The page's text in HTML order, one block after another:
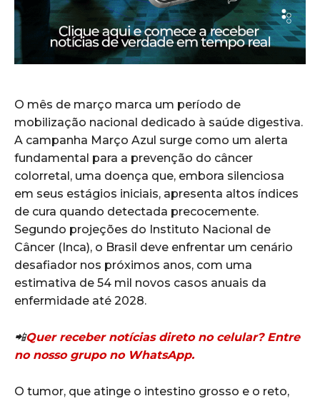
O mês de março marca um período de
mobilização nacional dedicado à saúde digestiva.
A campanha Março Azul surge como um alerta
fundamental para a prevenção do câncer
colorretal, uma doença que, embora silenciosa
em seus estágios iniciais, apresenta altos índices
de cura quando detectada precocemente.
Segundo projeções do Instituto Nacional de
Câncer (Inca), o Brasil deve enfrentar um cenário
desafiador nos próximos anos, com uma
estimativa de 54 mil novos casos anuais da
enfermidade até 2028.
📲Quer receber notícias direto no celular? Entre
no nosso grupo no WhatsApp.
O tumor, que atinge o intestino grosso e o reto,